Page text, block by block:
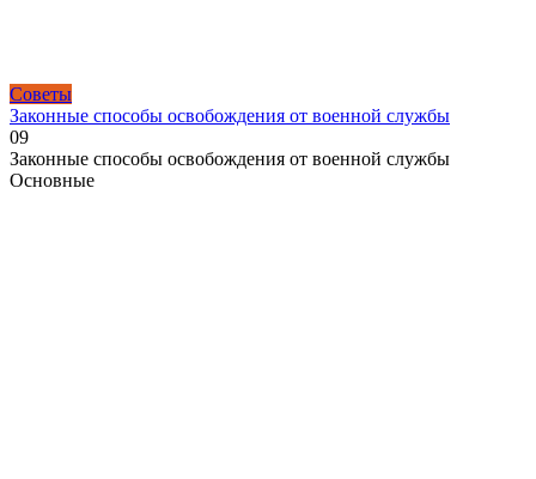
Советы
Законные способы освобождения от военной службы
09
Законные способы освобождения от военной службы
Основные